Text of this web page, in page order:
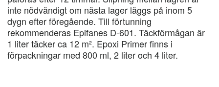
inte nödvändigt om nästa lager läggs på inom 5
dygn efter föregående. Till förtunning
rekommenderas Epifanes D-601. Täckförmågan är
1 liter täcker ca 12 m². Epoxi Primer finns i
förpackningar med 800 ml, 2 liter och 4 liter.